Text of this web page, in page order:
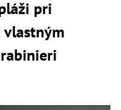
pri